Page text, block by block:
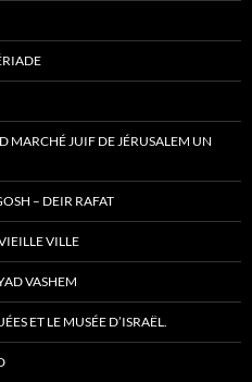
MARCHÉ JUIF DE JÉRUSALEM UN
– DEIR RAFAT
VILLE
VASHEM
ET LE MUSÉE D’ISRAËL.